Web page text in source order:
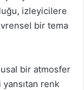
izleyicilere
bir tema
bir atmosfer
renk